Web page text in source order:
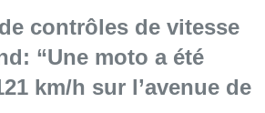
contrôles de vitesse
“Une moto a été
km/h sur l’avenue de